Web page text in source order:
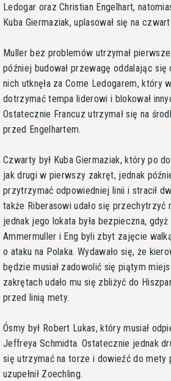
Ledogar oraz Christian Engelhart,
Kuba Giermaziak, uplasował się na
Muller bez problemów utrzymał
później budował przewagę oddalając się
nich utknęła za Come Ledogarem, który
dotrzymać tempa liderowi i blokował
Ostatecznie Francuz utrzymał się na
przed Engelhartem.
Czwarty był Kuba Giermaziak, który po
jak drugi w pierwszy zakręt, jednak
przytrzymać odpowiedniej linii i stracił
także Riberasowi udało się przechytrzyć
jednak jego lokata była bezpieczna,
Ammermuller i Eng byli zbyt zajęcie
o ataku na Polaka. Wydawało się, że
będzie musiał zadowolić się piątym
zakrętach udało mu się zbliżyć do
przed linią mety.
Ósmy był Robert Lukas, który musiał
Jeffreya Schmidta. Ostatecznie jednak
się utrzymać na torze i dowieźć do
uzupełnił Zoechling.